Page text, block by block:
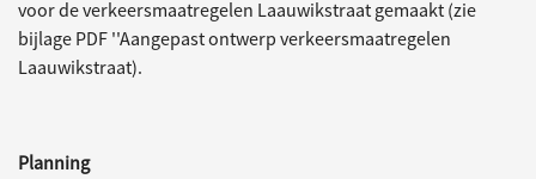
voor de verkeersmaatregelen Laauwikstraat gemaakt (zie
bijlage PDF ''Aangepast ontwerp verkeersmaatregelen
Laauwikstraat).
Planning